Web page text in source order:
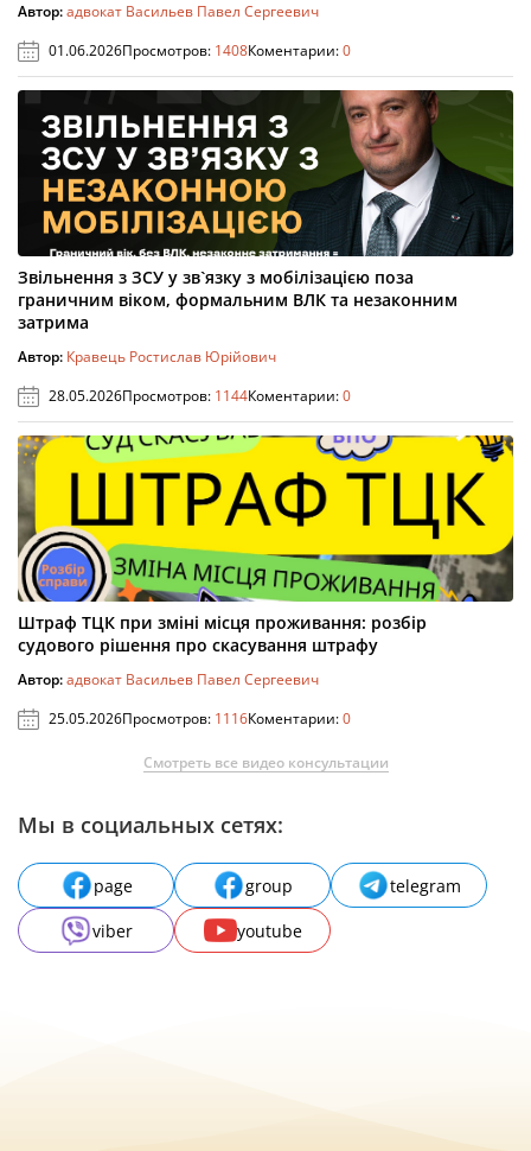
Автор:адвокат Васильев Павел Сергеевич
01.06.2026Просмотров: 1408Коментарии:0
Звільнення з ЗСУ у зв`язку з мобілізацією поза
граничним віком, формальним ВЛК та незаконним
затрима
Автор: Кравець Ростислав Юрійович
28.05.2026Просмотров: 1144Коментарии:0
Штраф ТЦК при зміні місця проживання: розбір
судового рішення про скасування штрафу
Автор:адвокат Васильев Павел Сергеевич
25.05.2026Просмотров: 1116Коментарии:0
Смотреть все видео консультации
Мы в социальных сетях:
page group
telegram
viber
youtube